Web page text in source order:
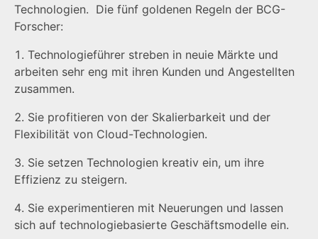
Technologien. Die fünf goldenen Regeln der BCG-
Forscher:
Technologieführer streben in neuie Märkte und
arbeiten sehr eng mit ihren Kunden und Angestellten
zusammen.
Sie profitieren von der Skalierbarkeit und der
Flexibilität von Cloud-Technologien.
Sie setzen Technologien kreativ ein, um ihre
Effizienz zu steigern.
Sie experimentieren mit Neuerungen und lassen
sich auf technologiebasierte Geschäftsmodelle ein.